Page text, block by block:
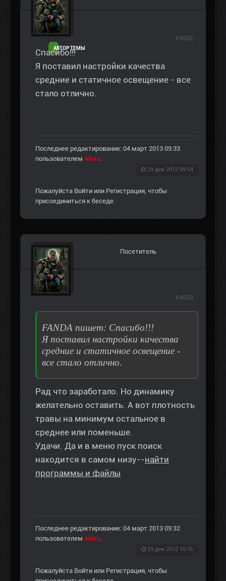
АВТОР ТЕМЫ
Спасибо!!!
Я поставил настройки качества
средние и статичное освещение - все
стало отлично.
Последнее редактирование: 04 март 2013 09:33
пользователем Alexs
29 дек 2012 09:54
#4802
Пожалуйста Войти или Регистрация , чтобы
присоединиться к беседе.
Посетитель
FANDA пишет: Спасибо!!!
Я поставил настройки качества
средние и статичное освещение -
все стало отлично.
Рад что заработало. Но динамику
желательно оставить. А вот плотность
травы на минимум остальное в
среднее или поменьше.
Удачи. Да и в меню пуск поиск
находится в самом низу--найти
программы и файлы
Последнее редактирование: 04 март 2013 09:32
пользователем Alexs
29 дек 2012 10:16
#4803
Пожалуйста Войти или Регистрация , чтобы